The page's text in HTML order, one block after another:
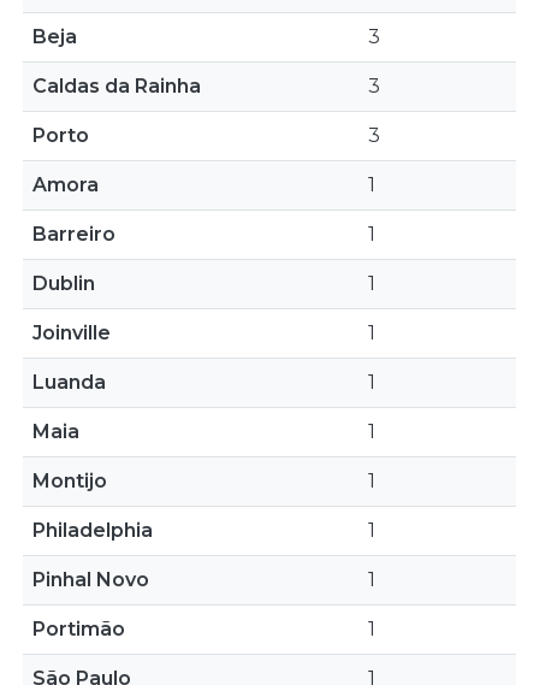
Beja 3
Caldas da Rainha 3
Porto 3
Amora 1
Barreiro 1
Dublin 1
Joinville 1
Luanda 1
Maia 1
Montijo 1
Philadelphia 1
Pinhal Novo 1
Portimão 1
São Paulo 1